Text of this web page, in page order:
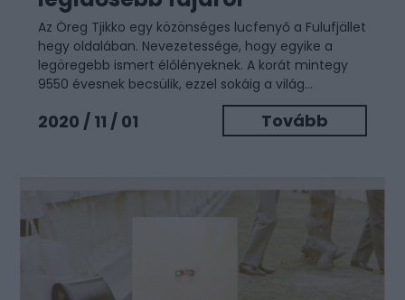
Az Öreg Tjikko egy közönséges lucfenyő a Fulufjället
hegy oldalában. Nevezetessége, hogy egyike a
legöregebb ismert élőlényeknek. A korát mintegy
9550 évesnek becsülik, ezzel sokáig a világ...
2020 / 11 / 01 Tovább